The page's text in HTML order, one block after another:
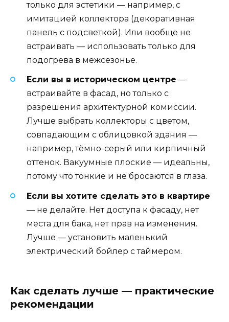
только для эстетики — например, с
имитацией коллектора (декоративная
панель с подсветкой). Или вообще не
встраивать — использовать только для
подогрева в межсезонье.
Если вы в историческом центре —
встраивайте в фасад, но только с
разрешения архитектурной комиссии.
Лучше выбрать коллекторы с цветом,
совпадающим с облицовкой здания —
например, тёмно-серый или кирпичный
оттенок. Вакуумные плоские — идеальны,
потому что тонкие и не бросаются в глаза.
Если вы хотите сделать это в квартире
— не делайте. Нет доступа к фасаду, нет
места для бака, нет прав на изменения.
Лучше — установить маленький
электрический бойлер с таймером.
Как сделать лучше — практические
рекомендации